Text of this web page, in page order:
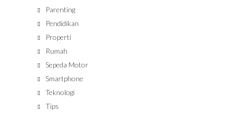
Parenting
Pendidikan
Properti
Rumah
Sepeda Motor
Smartphone
Teknologi
Tips